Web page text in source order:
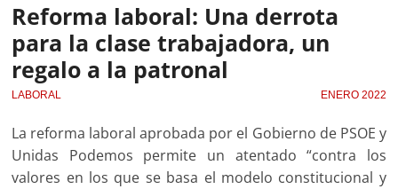
Reforma laboral: Una derrota
para la clase trabajadora, un
regalo a la patronal
LABORAL ENERO 2022
La reforma laboral aprobada por el Gobierno de PSOE y
Unidas Podemos permite un atentado “contra los
valores en los que se basa el modelo constitucional y